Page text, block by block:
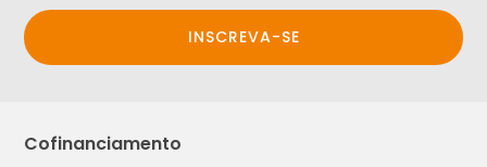
INSCREVA-SE
Cofinanciamento